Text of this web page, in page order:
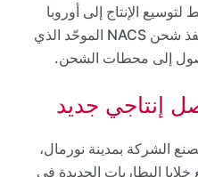
مع خطط لتوسيع الإنتاج إلى أوروبا
وآسيا لاحقاً، باستخدام منفذ شحن NACS الموحّد الذي
إلى محطات الشحن.
إنتاجي جديد
الشركة بمدينة نورمال،
البطاريات الجديدة في